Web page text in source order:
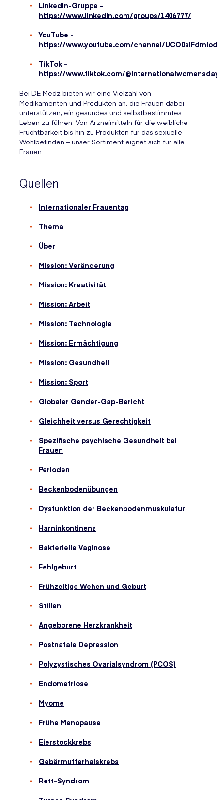
LinkedIn-Gruppe -
https://www.linkedin.com/groups/1406777/
YouTube -
https://www.youtube.com/channel/
TikTok -
https://www.tiktok.com/
Bei DE Medz bieten wir eine Vielzahl von
Medikamenten und Produkten an, die Frauen dabei
unterstützen, ein gesundes und selbstbestimmtes
Leben zu führen. Von Arzneimitteln für die weibliche
Fruchtbarkeit bis hin zu Produkten für das sexuelle
Wohlbefinden – unser Sortiment eignet sich für alle
Frauen.
Quellen
Internationaler Frauentag
Thema
Über
Mission: Veränderung
Mission: Kreativität
Mission: Arbeit
Mission: Technologie
Mission: Ermächtigung
Mission: Gesundheit
Mission: Sport
Globaler Gender-Gap-Bericht
Gleichheit versus Gerechtigkeit
Spezifische psychische Gesundheit bei
Frauen
Perioden
Beckenbodenübungen
Dysfunktion der Beckenbodenmuskulatur
Harninkontinenz
Bakterielle Vaginose
Fehlgeburt
Frühzeitige Wehen und Geburt
Stillen
Angeborene Herzkrankheit
Postnatale Depression
Polyzystisches Ovarialsyndrom (PCOS)
Endometriose
Myome
Frühe Menopause
Eierstockkrebs
Gebärmutterhalskrebs
Rett-Syndrom